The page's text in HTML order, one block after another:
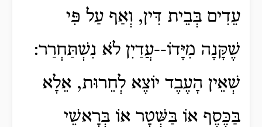
עֵדִים בְּבֵית דִּין, וְאַף עַל פִּי
שֶׁקָּנָה מִיָּדוֹ--עֲדַיִן לֹא נִשְׁתַּחְרַר:
שְׁאֵין הָעֶבֶד יוֹצֶא לְחֵרוּת, אֵלָא
בַּכֶּסֶף אוֹ בַּשְּׁטָר אוֹ בְּרָאשֵׁי